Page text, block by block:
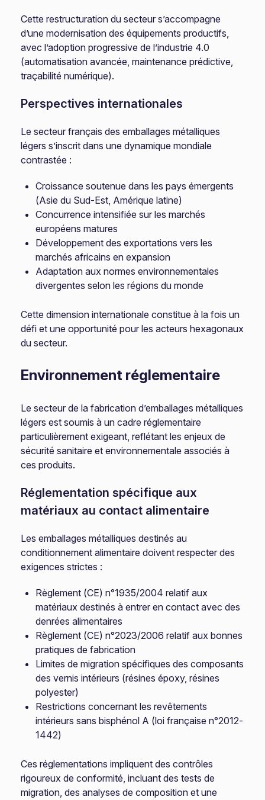
Cette restructuration du secteur s’accompagne
d’une modernisation des équipements productifs,
avec l’adoption progressive de l’industrie 4.0
(automatisation avancée, maintenance prédictive,
traçabilité numérique).
Perspectives internationales
Le secteur français des emballages métalliques
légers s’inscrit dans une dynamique mondiale
contrastée :
Croissance soutenue dans les pays émergents
(Asie du Sud-Est, Amérique latine)
Concurrence intensifiée sur les marchés
européens matures
Développement des exportations vers les
marchés africains en expansion
Adaptation aux normes environnementales
divergentes selon les régions du monde
Cette dimension internationale constitue à la fois un
défi et une opportunité pour les acteurs hexagonaux
du secteur.
Environnement réglementaire
Le secteur de la fabrication d’emballages métalliques
légers est soumis à un cadre réglementaire
particulièrement exigeant, reflétant les enjeux de
sécurité sanitaire et environnementale associés à
ces produits.
Réglementation spécifique aux
matériaux au contact alimentaire
Les emballages métalliques destinés au
conditionnement alimentaire doivent respecter des
exigences strictes :
Règlement (CE) n°1935/2004 relatif aux
matériaux destinés à entrer en contact avec des
denrées alimentaires
Règlement (CE) n°2023/2006 relatif aux bonnes
pratiques de fabrication
Limites de migration spécifiques des composants
des vernis intérieurs (résines époxy, résines
polyester)
Restrictions concernant les revêtements
intérieurs sans bisphénol A (loi française n°2012-
1442)
Ces réglementations impliquent des contrôles
rigoureux de conformité, incluant des tests de
migration, des analyses de composition et une